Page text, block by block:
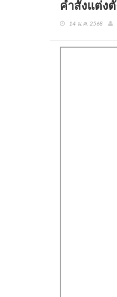
คำสั่งแต่ง
14 ม.ค. 2568